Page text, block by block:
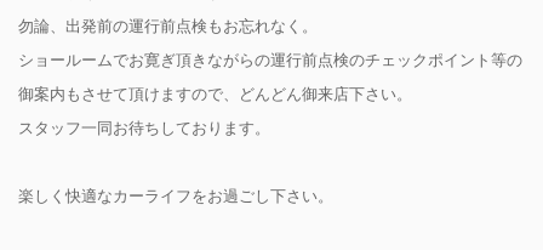
勿論、出発前の運行前点検もお忘れなく。
ショールームでお寛ぎ頂きながらの運行前点検のチェックポイント等の
御案内もさせて頂けますので、どんどん御来店下さい。
スタッフ一同お待ちしております。
楽しく快適なカーライフをお過ごし下さい。